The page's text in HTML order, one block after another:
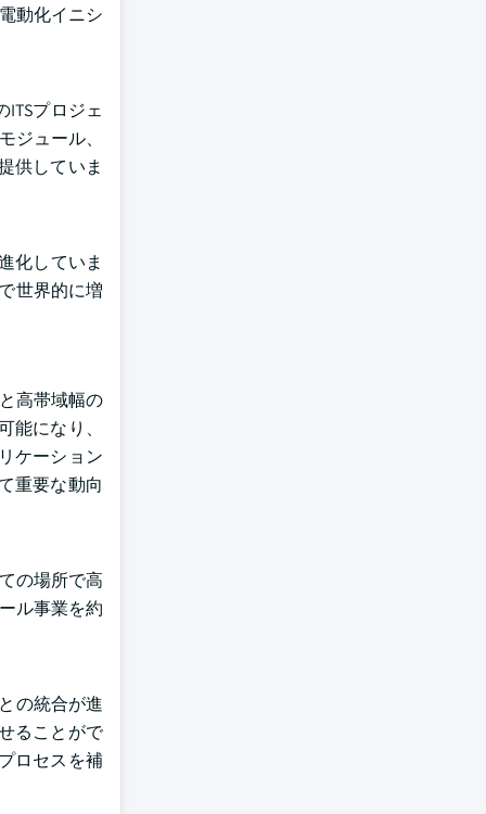
動化イニシ
プロジェ
ジュール、
供していま
化していま
世界的に増
高帯域幅の
になり、
ケーション
重要な動向
の場所で高
ル事業を約
の統合が進
ることがで
ロセスを補